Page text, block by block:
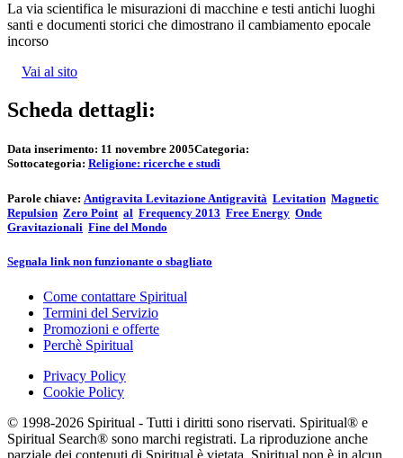
La via scientifica le misurazioni di macchine e testi antichi luoghi
santi e documenti storici che dimostrano il cambiamento epocale
incorso
Vai al sito
Scheda dettagli:
Data inserimento: 11 novembre 2005Categoria:
Sottocategoria: Religione: ricerche e studi
Parole chiave: Antigravita Levitazione Antigravità Levitation Magnetic
Repulsion Zero Point al Frequency 2013 Free Energy Onde
Gravitazionali Fine del Mondo
Segnala link non funzionante o sbagliato
Come contattare Spiritual
Termini del Servizio
Promozioni e offerte
Perchè Spiritual
Privacy Policy
Cookie Policy
© 1998-2026 Spiritual - Tutti i diritti sono riservati. Spiritual® e
Spiritual Search® sono marchi registrati. La riproduzione anche
parziale dei contenuti di Spiritual è vietata. Spiritual non è in alcun